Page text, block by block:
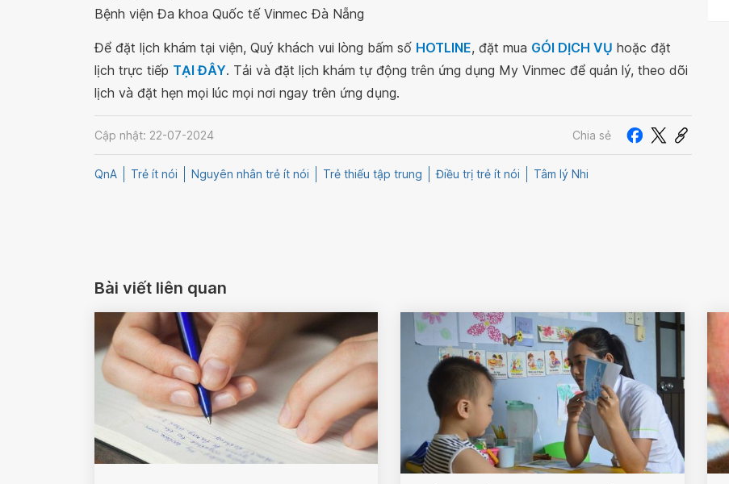
Bệnh viện Đa khoa Quốc tế Vinmec Đà Nẵng
Để đặt lịch khám tại viện, Quý khách vui lòng bấm số HOTLINE, đặt mua GÓI DỊCH VỤ hoặc đặt
lịch trực tiếp TẠI ĐÂY. Tải và đặt lịch khám tự động trên ứng dụng My Vinmec để quản lý, theo dõi
lịch và đặt hẹn mọi lúc mọi nơi ngay trên ứng dụng.
Cập nhật: 22-07-2024 Chia sẻ
QnA Trẻ ít nói Nguyên nhân trẻ ít nói Trẻ thiếu tập trung Điều trị trẻ ít nói Tâm lý Nhi
Bài viết liên quan